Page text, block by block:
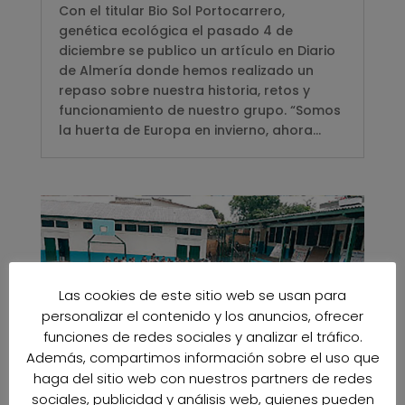
Con el titular Bio Sol Portocarrero,
genética ecológica el pasado 4 de
diciembre se publico un artículo en Diario
de Almería donde hemos realizado un
repaso sobre nuestra historia, retos y
funcionamiento de nuestro grupo. “Somos
la huerta de Europa en invierno, ahora...
Las cookies de este sitio web se usan para
personalizar el contenido y los anuncios, ofrecer
funciones de redes sociales y analizar el tráfico.
Además, compartimos información sobre el uso que
haga del sitio web con nuestros partners de redes
sociales, publicidad y análisis web, quienes pueden